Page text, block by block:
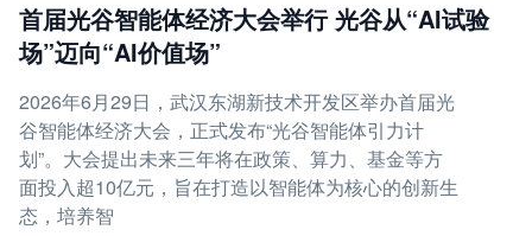
首届光谷智能体经济大会举行 光谷从“AI试验
场”迈向“AI价值场”
2026年6月29日，武汉东湖新技术开发区举办首届光
谷智能体经济大会，正式发布“光谷智能体引力计
划”。大会提出未来三年将在政策、算力、基金等方
面投入超10亿元，旨在打造以智能体为核心的创新生
态，培养智